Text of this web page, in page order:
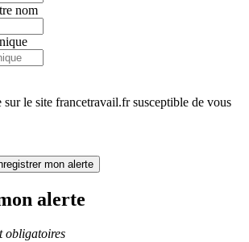
nom
le site francetravail.fr susceptible de vous
mon alerte
alerte
obligatoires